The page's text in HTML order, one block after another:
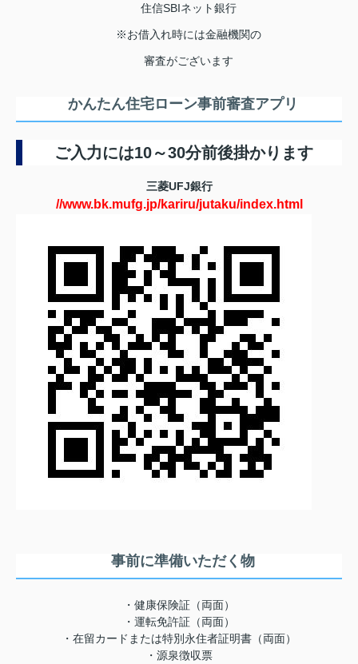
住信SBIネット銀行
※お借入れ時には金融機関の
審査がございます
かんたん住宅ローン事前審査アプリ
ご入力には10～30分前後掛かります
三菱UFJ銀行
//www.bk.mufg.jp/kariru/jutaku/index.html
事前に準備いただく物
・健康保険証（両面）
・運転免許証（両面）
・在留カードまたは特別永住者証明書（両面）
・源泉徴収票